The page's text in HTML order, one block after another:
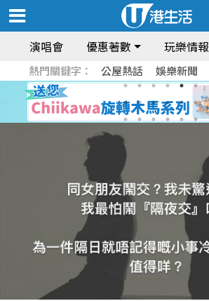
演唱會 優惠著數 玩樂情報
熱門關鍵字： 公屋熱話 娛樂新聞